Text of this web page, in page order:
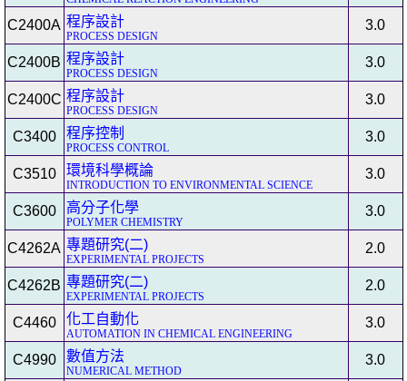
C2400A 程序設計
PROCESS DESIGN
3.0
C2400B 程序設計
PROCESS DESIGN
3.0
C2400C 程序設計
PROCESS DESIGN
3.0
C3400 程序控制
PROCESS CONTROL
3.0
C3510 環境科學概論
INTRODUCTION TO ENVIRONMENTAL SCIENCE
3.0
C3600 高分子化學
POLYMER CHEMISTRY
3.0
C4262A 專題研究(二)
EXPERIMENTAL PROJECTS
2.0
C4262B 專題研究(二)
EXPERIMENTAL PROJECTS
2.0
C4460 化工自動化
AUTOMATION IN CHEMICAL ENGINEERING
3.0
C4990 數值方法
NUMERICAL METHOD
3.0